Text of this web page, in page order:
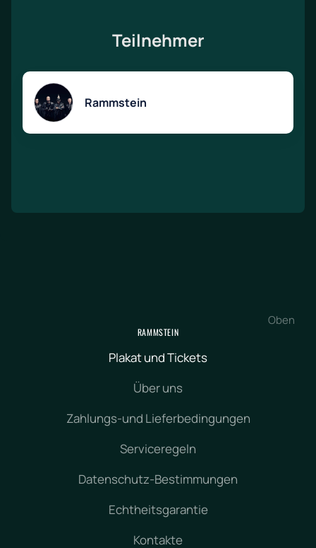
Teilnehmer
Rammstein
Oben
RAMMSTEIN
Plakat und Tickets
Über uns
Zahlungs-und Lieferbedingungen
Serviceregeln
Datenschutz-Bestimmungen
Echtheitsgarantie
Kontakte